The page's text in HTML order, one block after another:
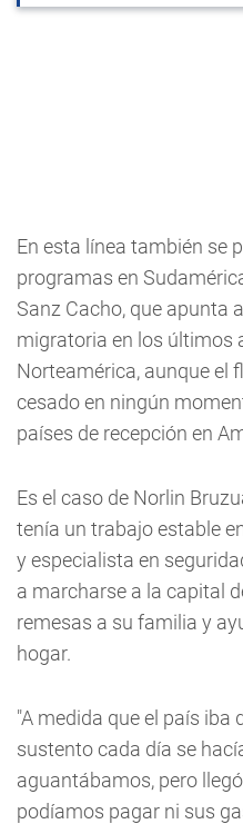
En esta línea también se
programas en
Sanz Cacho, que apunta
migratoria en los últimos
Norteamérica, aunque el
cesado en ningún
países de recepción en
Es el caso de Norlin
tenía un trabajo estable
y especialista en
a marcharse a la capital
remesas a su familia y
hogar.
"A medida que el país iba
sustento cada día se
aguantábamos, pero
podíamos pagar ni sus